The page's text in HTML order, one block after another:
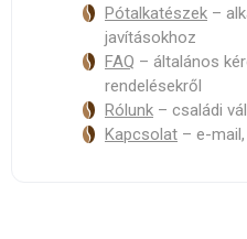
Pótalkatészek –
javításokhoz
FAQ – általános
rendelésekről
Rólunk – családi
Kapcsolat – e-